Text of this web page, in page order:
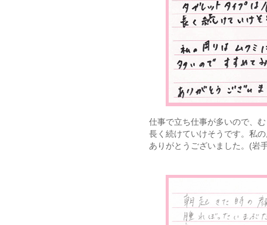
仕事で立ち仕事が多いので、
長く続けていけそうです。私
ありがとうございました。(